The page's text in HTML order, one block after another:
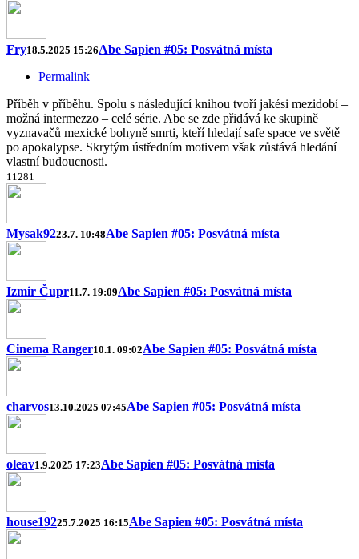
Fry18.5.2025 15:26Abe Sapien #05: Posvátná místa
Permalink
Příběh v příběhu. Spolu s následující knihou tvoří jakési mezidobí –
možná intermezzo – celé série. Abe se zde přidává ke skupině
vyznavačů mexické bohyně smrti, kteří hledají safe space ve světě
po apokalypse. Skrytým ústředním motivem však zůstává hledání
vlastní budoucnosti.
11281
Mysak9223.7. 10:48Abe Sapien #05: Posvátná místa
Izmir Čupr11.7. 19:09Abe Sapien #05: Posvátná místa
Cinema Ranger10.1. 09:02Abe Sapien #05: Posvátná místa
charvos13.10.2025 07:45Abe Sapien #05: Posvátná místa
oleav1.9.2025 17:23Abe Sapien #05: Posvátná místa
house19225.7.2025 16:15Abe Sapien #05: Posvátná místa